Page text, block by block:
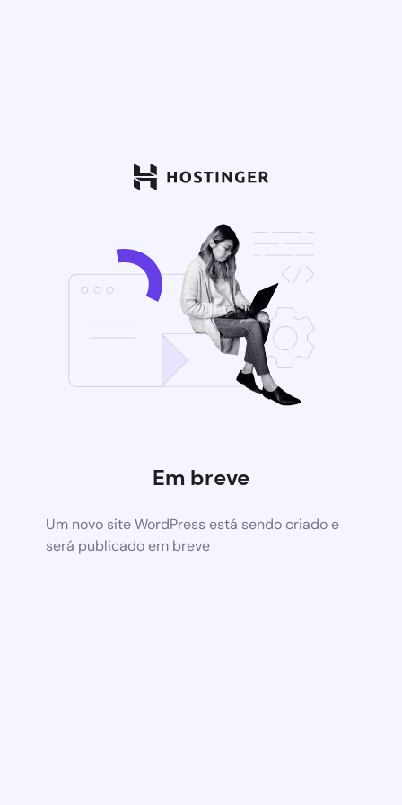
Em breve
Um novo site WordPress está sendo criado e
será publicado em breve